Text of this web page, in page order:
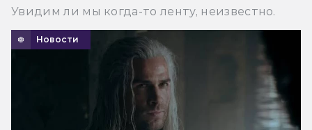
Увидим ли мы когда-то ленту, неизвестно.
Новости